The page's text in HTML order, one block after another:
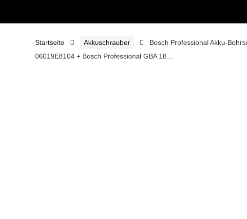
Startseite Akkuschrauber
Bosch Professional Akku-
06019E8104 + Bosch Professional GBA 18…